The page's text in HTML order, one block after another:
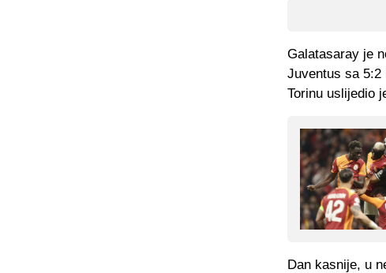
Galatasaray je
Juventus sa 5:2
Torinu uslijedio
Dan kasnije, u